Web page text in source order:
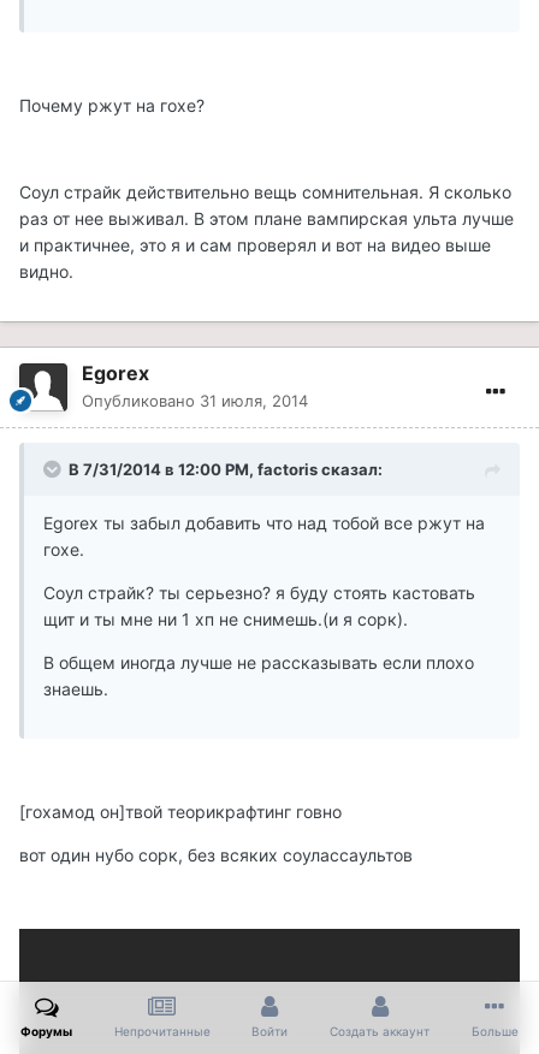
Почему ржут на гохе?
Соул страйк действительно вещь сомнительная. Я сколько
раз от нее выживал. В этом плане вампирская ульта лучше
и практичнее, это я и сам проверял и вот на видео выше
видно.
Egorex
Опубликовано 31 июля, 2014
В 7/31/2014 в 12:00 PM, factoris сказал:
Egorex ты забыл добавить что над тобой все ржут на
гохе.
Соул страйк? ты серьезно? я буду стоять кастовать
щит и ты мне ни 1 хп не снимешь.(и я сорк).
В общем иногда лучше не рассказывать если плохо
знаешь.
[гохамод он]твой теорикрафтинг говно
вот один нубо сорк, без всяких соулассаультов
Форумы Непрочитанные Войти Создать аккаунт Больше